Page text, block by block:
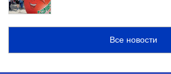
Все новости